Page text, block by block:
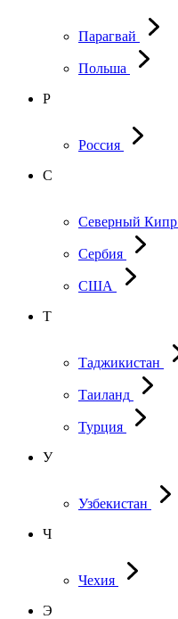
Парагвай
Польша
Р
Россия
С
Северный Кипр
Сербия
США
Т
Таджикистан
Таиланд
Турция
У
Узбекистан
Ч
Чехия
Э